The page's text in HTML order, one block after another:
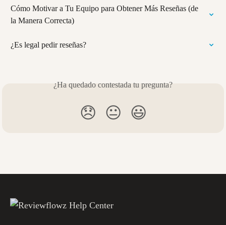
Cómo Motivar a Tu Equipo para Obtener Más Reseñas (de
la Manera Correcta)
¿Es legal pedir reseñas?
¿Ha quedado contestada tu pregunta?
😞 😐 😃